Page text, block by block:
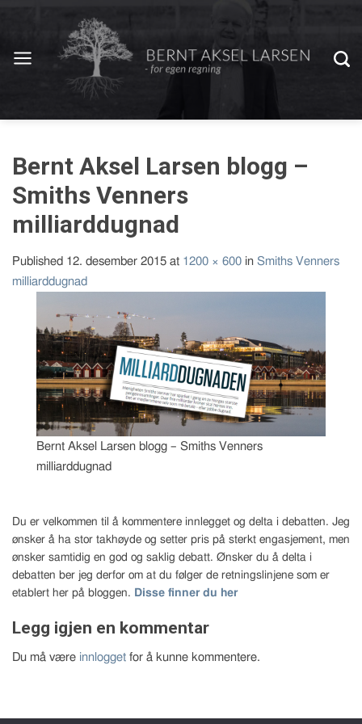
Bernt Aksel Larsen blogg –
Smiths Venners
milliarddugnad
Published 12. desember 2015 at 1200 × 600 in Smiths Venners
milliarddugnad
Bernt Aksel Larsen blogg – Smiths Venners
milliarddugnad
Du er velkommen til å kommentere innlegget og delta i debatten. Jeg
ønsker å ha stor takhøyde og setter pris på sterkt engasjement, men
ønsker samtidig en god og saklig debatt. Ønsker du å delta i
debatten ber jeg derfor om at du følger de retningslinjene som er
etablert her på bloggen. Disse finner du her
Legg igjen en kommentar
Du må være innlogget for å kunne kommentere.